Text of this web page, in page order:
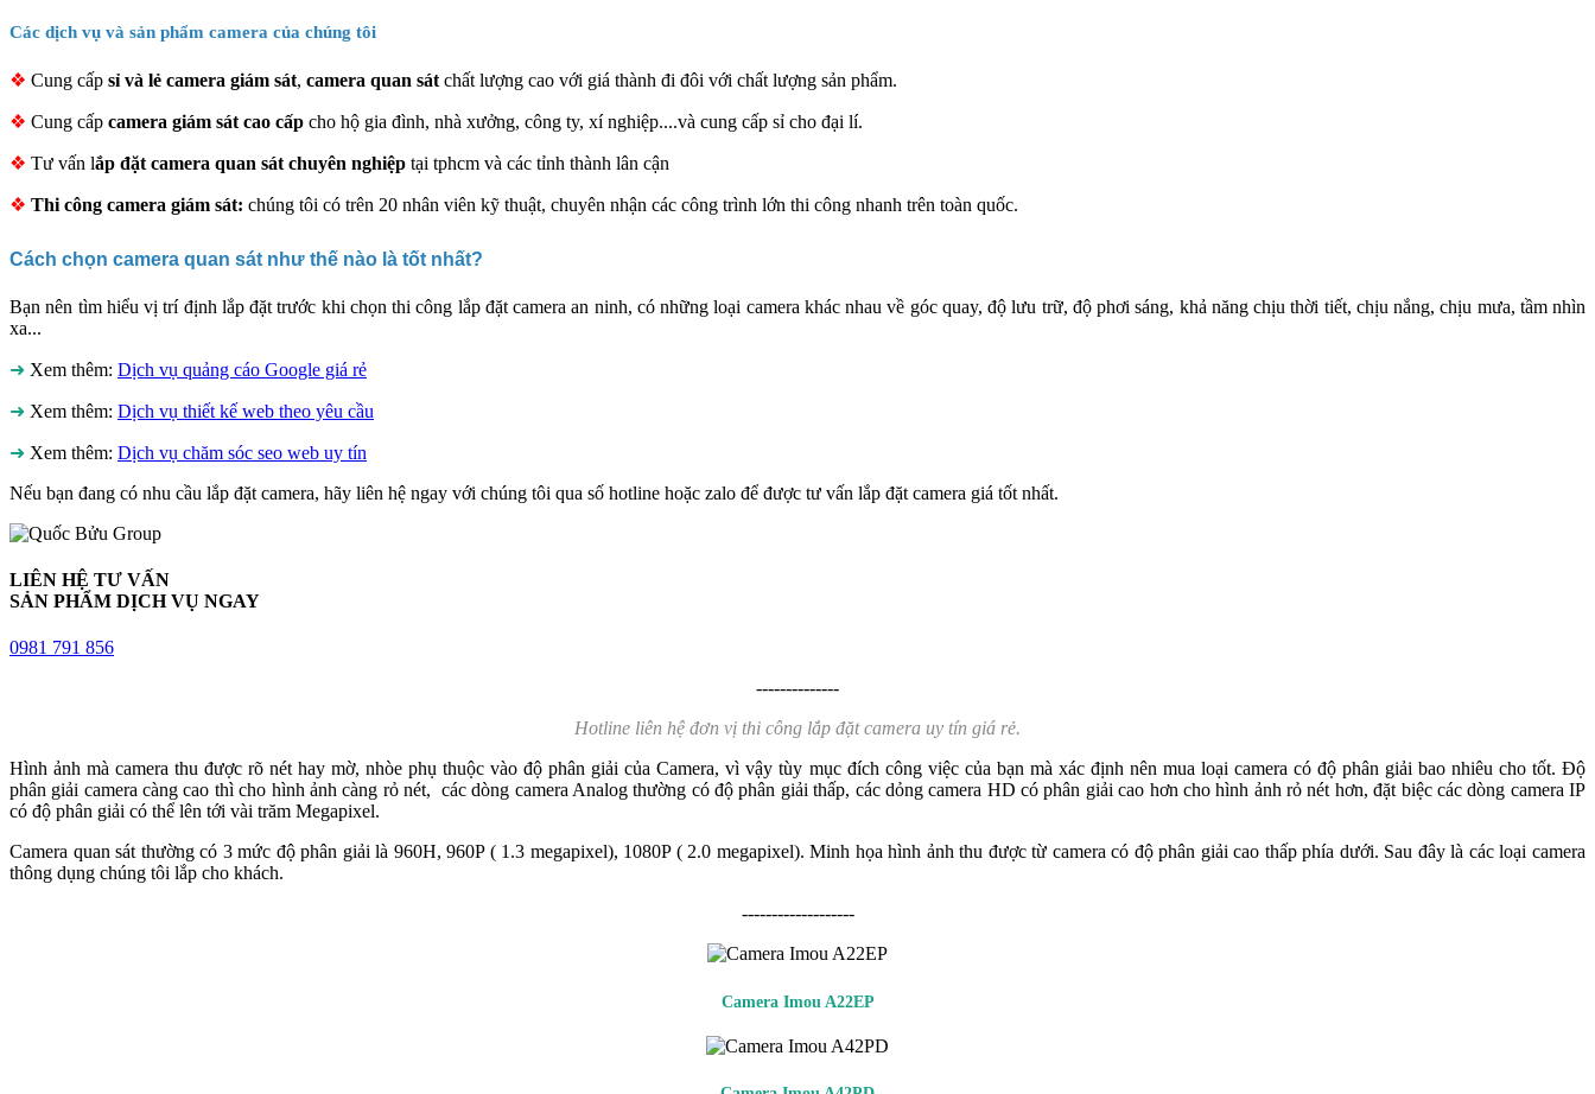
Các dịch vụ và sản phẩm camera của chúng tôi
❖ Cung cấp sỉ và lẻ camera giám sát, camera quan sát chất lượng cao với giá thành đi đôi với chất lượng sản phẩm.
❖ Cung cấp camera giám sát cao cấp cho hộ gia đình, nhà xưởng, công ty, xí nghiệp....và cung cấp sỉ cho đại lí.
❖ Tư vấn lắp đặt camera quan sát chuyên nghiệp tại tphcm và các tỉnh thành lân cận
❖ Thi công camera giám sát: chúng tôi có trên 20 nhân viên kỹ thuật, chuyên nhận các công trình lớn thi công nhanh trên toàn quốc.
Cách chọn camera quan sát như thế nào là tốt nhất?
Bạn nên tìm hiểu vị trí định lắp đặt trước khi chọn thi công lắp đặt camera an ninh, có những loại camera khác nhau về góc quay, độ lưu trữ, độ phơi sáng, khả năng chịu thời tiết, chịu nắng, chịu mưa, tầm nhìn
xa...
➜ Xem thêm: Dịch vụ quảng cáo Google giá rẻ
➜ Xem thêm: Dịch vụ thiết kế web theo yêu cầu
➜ Xem thêm: Dịch vụ chăm sóc seo web uy tín
Nếu bạn đang có nhu cầu lắp đặt camera, hãy liên hệ ngay với chúng tôi qua số hotline hoặc zalo để được tư vấn lắp đặt camera giá tốt nhất.
LIÊN HỆ TƯ VẤN
SẢN PHẨM DỊCH VỤ NGAY
0981 791 856
--------------
Hotline liên hệ đơn vị thi công lắp đặt camera uy tín giá rẻ.
Hình ảnh mà camera thu được rõ nét hay mờ, nhòe phụ thuộc vào độ phân giải của Camera, vì vậy tùy mục đích công việc của bạn mà xác định nên mua loại camera có độ phân giải bao nhiêu cho tốt. Độ
phân giải camera càng cao thì cho hình ảnh càng rỏ nét, các dòng camera Analog thường có độ phân giải thấp, các dỏng camera HD có phân giải cao hơn cho hình ảnh rỏ nét hơn, đặt biệc các dòng camera IP
có độ phân giải có thể lên tới vài trăm Megapixel.
Camera quan sát thường có 3 mức độ phân giải là 960H, 960P ( 1.3 megapixel), 1080P ( 2.0 megapixel). Minh họa hình ảnh thu được từ camera có độ phân giải cao thấp phía dưới. Sau đây là các loại camera
thông dụng chúng tôi lắp cho khách.
-------------------
Camera Imou A22EP